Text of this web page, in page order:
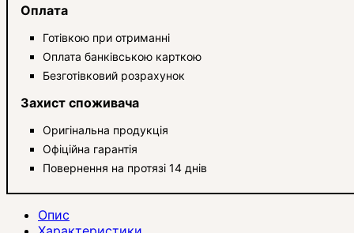
Оплата
Готівкою при отриманні
Оплата банківською карткою
Безготівковий розрахунок
Захист споживача
Оригінальна продукція
Офіційна гарантія
Повернення на протязі 14 днів
Опис